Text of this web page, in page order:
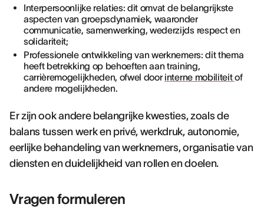
Interpersoonlijke relaties: dit omvat de belangrijkste
aspecten van groepsdynamiek, waaronder
communicatie, samenwerking, wederzijds respect en
solidariteit;
Professionele ontwikkeling van werknemers: dit thema
heeft betrekking op behoeften aan training,
carrièremogelijkheden, ofwel doorinterne mobiliteitof
andere mogelijkheden.
Er zijn ook andere belangrijke kwesties, zoals de
balans tussen werk en privé, werkdruk, autonomie,
eerlijke behandeling van werknemers, organisatie van
diensten en duidelijkheid van rollen en doelen.
Vragen formuleren